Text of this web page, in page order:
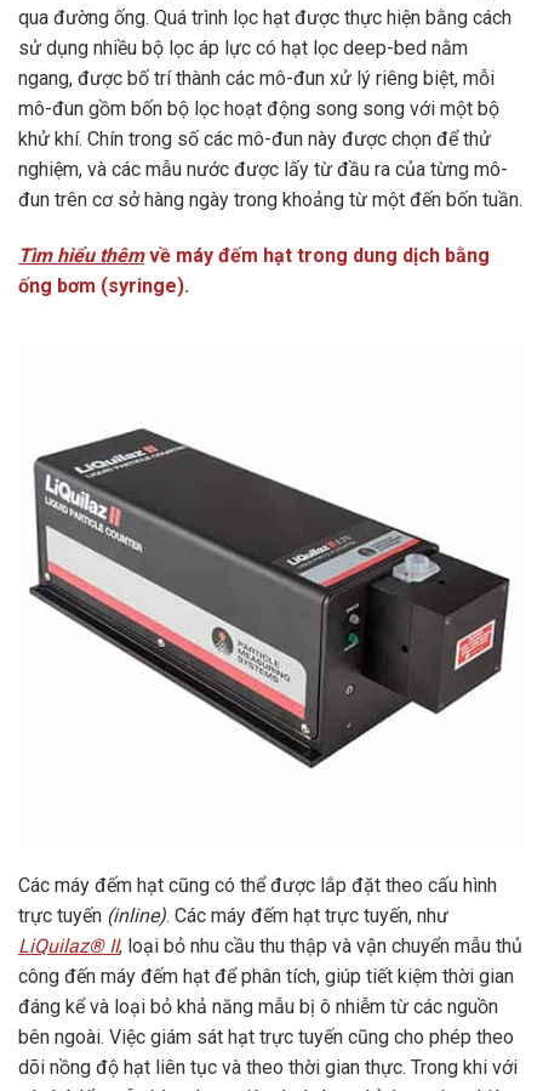
qua đường ống. Quá trình lọc hạt được thực hiện bằng cách
sử dụng nhiều bộ lọc áp lực có hạt lọc deep-bed nằm
ngang, được bố trí thành các mô-đun xử lý riêng biệt, mỗi
mô-đun gồm bốn bộ lọc hoạt động song song với một bộ
khử khí. Chín trong số các mô-đun này được chọn để thử
nghiệm, và các mẫu nước được lấy từ đầu ra của từng mô-
đun trên cơ sở hàng ngày trong khoảng từ một đến bốn tuần.
Tìm hiểu thêmvề máy đếm hạt trong dung dịch bằng
ống bơm (syringe).
Các máy đếm hạt cũng có thể được lắp đặt theo cấu hình
trực tuyến (inline). Các máy đếm hạt trực tuyến, như
LiQuilaz® II, loại bỏ nhu cầu thu thập và vận chuyển mẫu thủ
công đến máy đếm hạt để phân tích, giúp tiết kiệm thời gian
đáng kể và loại bỏ khả năng mẫu bị ô nhiễm từ các nguồn
bên ngoài. Việc giám sát hạt trực tuyến cũng cho phép theo
dõi nồng độ hạt liên tục và theo thời gian thực. Trong khi với